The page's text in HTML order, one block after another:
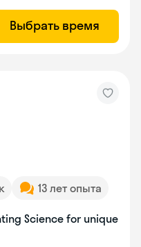
Выбрать время
13 лет опыта
Science for unique